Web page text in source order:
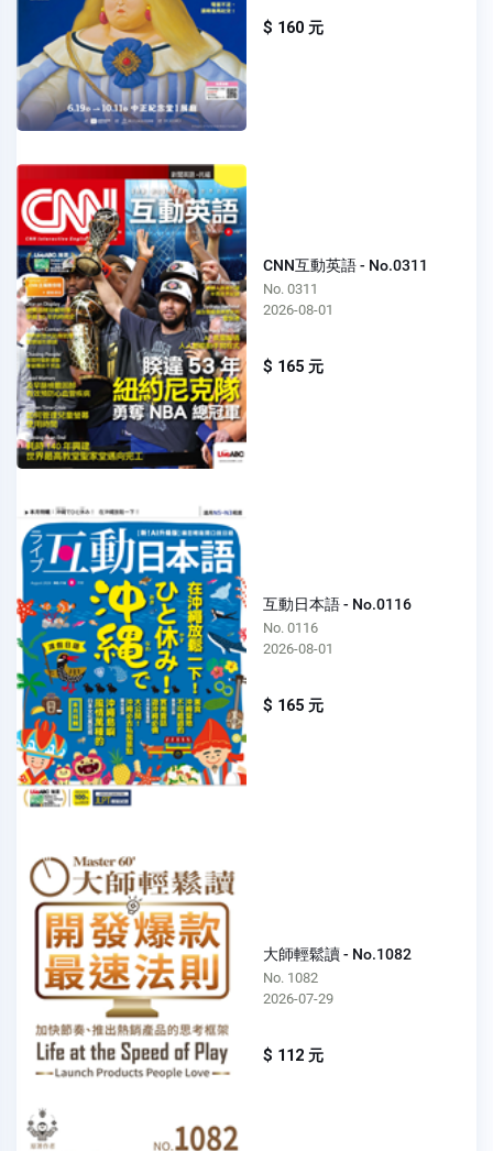
$ 160 元
CNN互動英語 - No.0311
No. 0311
2026-08-01
$ 165 元
互動日本語 - No.0116
No. 0116
2026-08-01
$ 165 元
大師輕鬆讀 - No.1082
No. 1082
2026-07-29
$ 112 元